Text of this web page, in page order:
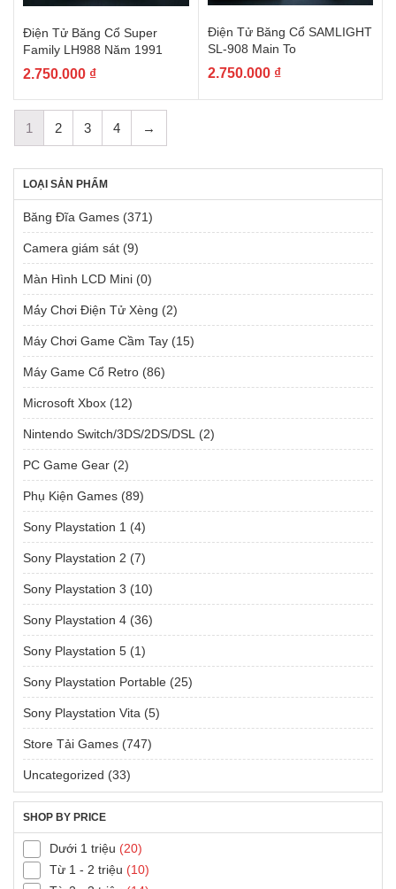
Điện Tử Băng Cổ Super
Family LH988 Năm 1991
2.750.000 ₫
Điện Tử Băng Cổ SAMLIGHT
SL-908 Main To
2.750.000 ₫
1 2 3 4 →
LOẠI SẢN PHẨM
Băng Đĩa Games (371)
Camera giám sát (9)
Màn Hình LCD Mini (0)
Má́y Chơi Điện Tử Xèng (2)
Máy Chơi Game Cầm Tay (15)
Máy Game Cổ Retro (86)
Microsoft Xbox (12)
Nintendo Switch/3DS/2DS/DSL (2)
PC Game Gear (2)
Phụ Kiện Games (89)
Sony Playstation 1 (4)
Sony Playstation 2 (7)
Sony Playstation 3 (10)
Sony Playstation 4 (36)
Sony Playstation 5 (1)
Sony Playstation Portable (25)
Sony Playstation Vita (5)
Store Tải Games (747)
Uncategorized (33)
SHOP BY PRICE
Dưới 1 triệu (20)
Từ 1 - 2 triệu (10)